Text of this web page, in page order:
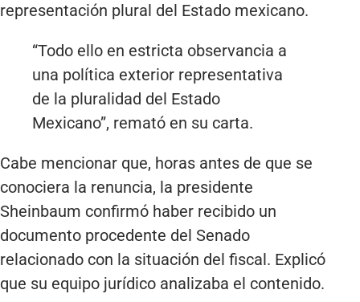
representación plural del Estado mexicano.
“Todo ello en estricta observancia a
una política exterior representativa
de la pluralidad del Estado
Mexicano”, remató en su carta.
Cabe mencionar que, horas antes de que se
conociera la renuncia, la presidente
Sheinbaum confirmó haber recibido un
documento procedente del Senado
relacionado con la situación del fiscal. Explicó
que su equipo jurídico analizaba el contenido.